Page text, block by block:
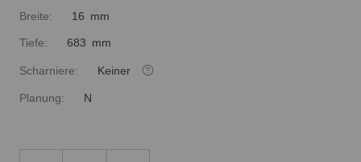
Breite: 16 mm
Tiefe: 683 mm
Scharniere: Keiner
Planung: N